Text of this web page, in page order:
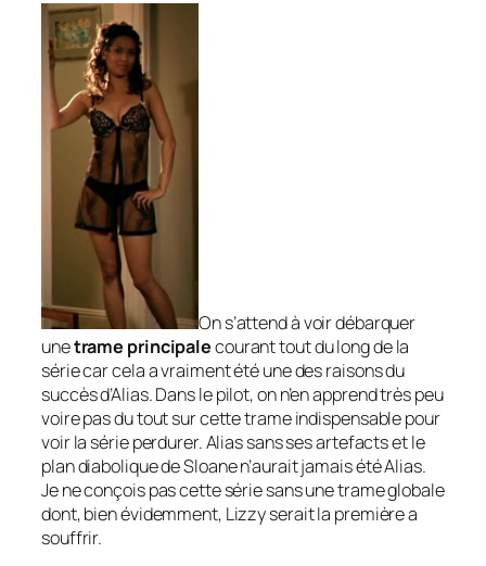
On s’attend à voir débarquer
unetrame principalecourant tout du long de la
série car cela a vraiment été une des raisons du
succès d’Alias. Dans lepilot, on n’en apprend très peu
voire pas du tout sur cette trame indispensable pour
voir la série perdurer. Alias sans ses artefacts et le
plan diabolique de Sloane n’aurait jamais été Alias.
Je ne conçois pas cette série sans une trame globale
dont, bien évidemment, Lizzy serait la première a
souffrir.